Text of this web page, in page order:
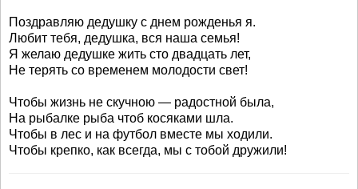
Поздравляю дедушку с днем рожденья я.
Любит тебя, дедушка, вся наша семья!
Я желаю дедушке жить сто двадцать лет,
Не терять со временем молодости свет!
Чтобы жизнь не скучною — радостной была,
На рыбалке рыба чтоб косяками шла.
Чтобы в лес и на футбол вместе мы ходили.
Чтобы крепко, как всегда, мы с тобой дружили!